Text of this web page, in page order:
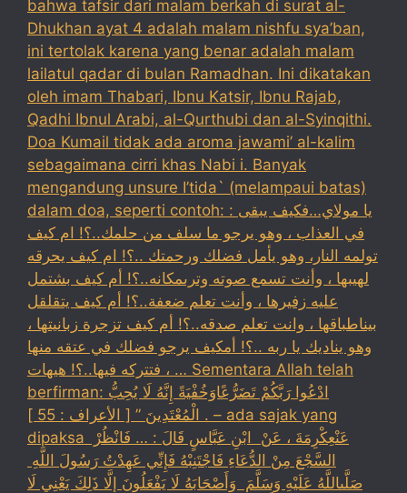
bahwa tafsir dari malam berkah di surat al-
Dhukhan ayat 4 adalah malam nishfu sya’ban,
ini tertolak karena yang benar adalah malam
lailatul qadar di bulan Ramadhan. Ini dikatakan
oleh imam Thabari, Ibnu Katsir, Ibnu Rajab,
Qadhi Ibnul Arabi, al-Qurthubi dan al-Syinqithi.
Doa Kumail tidak ada aroma jawami’ al-kalim
sebagaimana cirri khas Nabi i. Banyak
mengandung unsure I’tida` (melampaui batas)
dalam doa, seperti contoh: : يا مولاي…فكيف يبقى
في العذاب ، وهو يرجو ما سلف من حلمك..؟! ام كيف
تولمه النار، وهو يأمل فضلك ورحمتك ..؟! ام كيف يحرقه
لهيبها ، وأنت تسمع صوته وترىمكانه..؟! أم كيف بشتمل
عليه زفيرها ، وأنت تعلم ضعفة..؟! أم كيف يتقلقل
بيناطباقها ، وانت تعلم صدقه..؟! أم كيف تزجرة زبانيتها ،
وهو يناديك يا ربه ..؟! أمكيف يرجو فضلك في عتقه منها
، فتتركه فيها..؟! هيهات … Sementara Allah telah
berfirman: ادْعُوا رَبَّكُمْ تَضَرُّعًاوَخُفْيَةً إِنَّهُ لَا يُحِبُّ
الْمُعْتَدِينَ ” [ الأعراف : 55 ] . – ada sajak yang
dipaksa ‏عَنْ‏‏عِكْرِمَةَ ‏، ‏عَنْ ‏ ‏ابْنِ عَبَّاسٍ ‏‏قَالَ : … فَانْظُرْ ‏‏
السَّجْعَ ‏‏مِنْ الدُّعَاءِ فَاجْتَنِبْهُ فَإِنِّي عَهِدْتُ رَسُولَ اللَّهِ ‏
‏صَلَّىاللَّهُ عَلَيْهِ وَسَلَّمَ ‏ ‏وَأَصْحَابَهُ لَا يَفْعَلُونَ إِلَّا ذَلِكَ ‏‏يَعْنِي لَا